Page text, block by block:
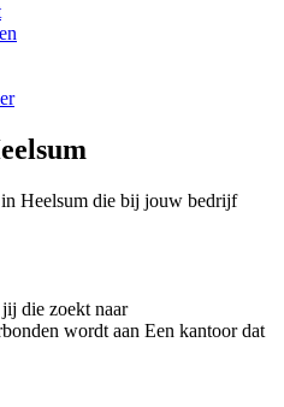
Heelsum die bij jouw bedrijf
die zoekt naar
wordt aan Een kantoor dat